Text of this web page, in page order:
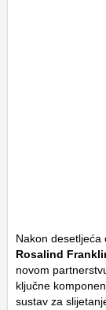
Nakon desetljeća
Rosalind
novom
ključne
sustav za